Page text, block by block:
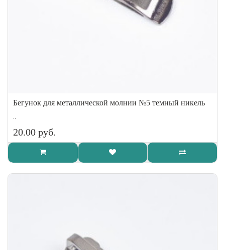
Бегунок для металлической молнии №5 темный никель
..
20.00 руб.